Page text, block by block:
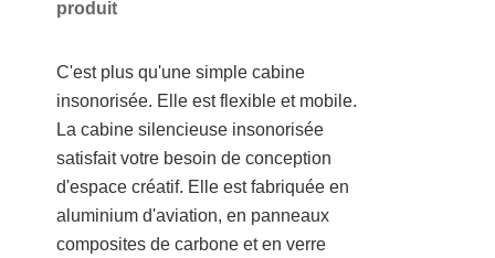
produit
C'est plus qu'une simple cabine
insonorisée. Elle est flexible et mobile.
La cabine silencieuse insonorisée
satisfait votre besoin de conception
d'espace créatif. Elle est fabriquée en
aluminium d'aviation, en panneaux
composites de carbone et en verre